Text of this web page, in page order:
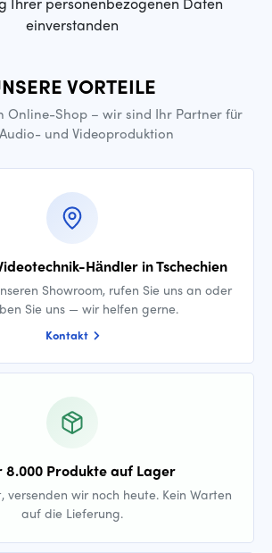
einverstanden
VORTEILE
Online-Shop – wir sind Ihr Partner für
und Videoproduktion
Händler in Tschechien
Showroom, rufen Sie uns an oder
Sie uns — wir helfen gerne.
Kontakt
8.000 Produkte auf Lager
versenden wir noch heute. Kein Warten
auf die Lieferung.